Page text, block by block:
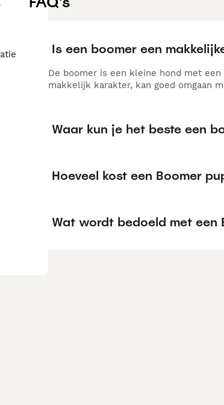
Is een boomer een
De boomer is een kleine hond met
makkelijk karakter, kan goed omgaan
Waar kun je het beste een
Hoeveel kost een Boomer
Wat wordt bedoeld met een